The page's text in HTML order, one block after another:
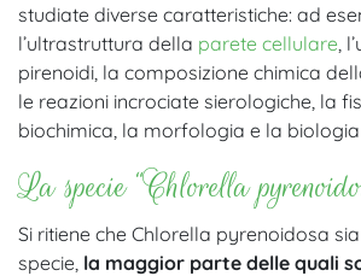
studiate diverse caratteristiche: ad
l’ultrastruttura della parete cellulare ,
pirenoidi, la composizione chimica
le reazioni incrociate sierologiche, la
biochimica, la morfologia e la
La specie “Chlorella
Si ritiene che Chlorella pyrenoidosa
specie, la maggior parte delle quali